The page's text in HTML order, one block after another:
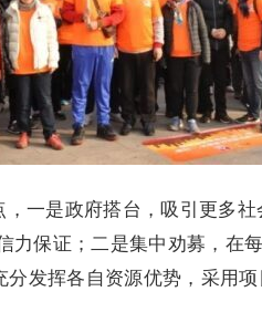
，一是政府搭台，吸引更多
力保证；二是集中劝募，在
分发挥各自资源优势，采用